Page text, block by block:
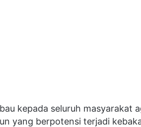
kepada seluruh masyarakat
yang berpotensi terjadi